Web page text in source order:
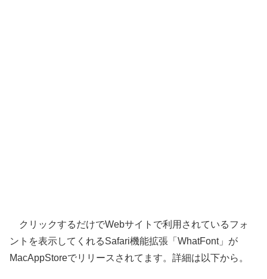
クリックするだけでWebサイトで利用されているフォ
ントを表示してくれるSafari機能拡張「WhatFont」が
MacAppStoreでリリースされてます。詳細は以下から。